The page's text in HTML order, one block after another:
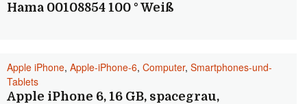
Hama 00108854 100 ° Weiß
Apple iPhone, Apple-iPhone-6, Computer, Smartphones-und-
Tablets
Apple iPhone 6, 16 GB, spacegrau,